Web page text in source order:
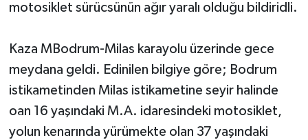
motosiklet sürücsünün ağır yaralı olduğu bildiridli.
Kaza MBodrum-Milas karayolu üzerinde gece
meydana geldi. Edinilen bilgiye göre; Bodrum
istikametinden Milas istikametine seyir halinde
oan 16 yaşındaki M.A. idaresindeki motosiklet,
yolun kenarında yürümekte olan 37 yaşındaki